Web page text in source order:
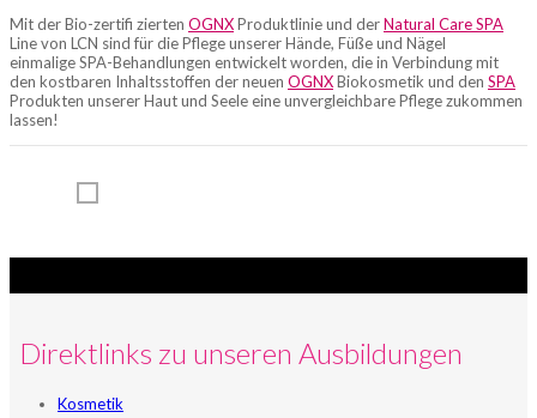
Mit der Bio-zertifi zierten OGNXProduktlinie und derNatural Care SPA
Line von LCN sind für die Pflege unserer Hände, Füße und Nägel
einmalige SPA-Behandlungen entwickelt worden, die in Verbindung mit
den kostbaren Inhaltsstoffen der neuen OGNXBiokosmetik und den SPA
Produkten unserer Haut und Seele eine unvergleichbare Pflege zukommen
lassen!
Direktlinks zu unseren Ausbildungen
Kosmetik